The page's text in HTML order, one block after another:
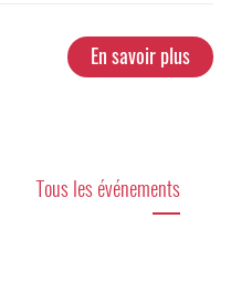
En savoir plus
Tous les événements